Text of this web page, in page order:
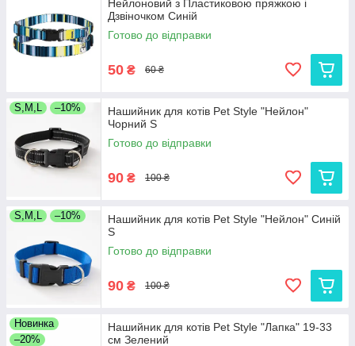
Нейлоновий з Пластиковою пряжкою і
Дзвіночком Синій
Готово до відправки
50 ₴ 60 ₴
S,M,L –10%
Нашийник для котів Pet Style "Нейлон"
Чорний S
Готово до відправки
90 ₴ 100 ₴
S,M,L –10%
Нашийник для котів Pet Style "Нейлон" Синій
S
Готово до відправки
90 ₴ 100 ₴
Новинка
–20%
Нашийник для котів Pet Style "Лапка" 19-33
см Зелений